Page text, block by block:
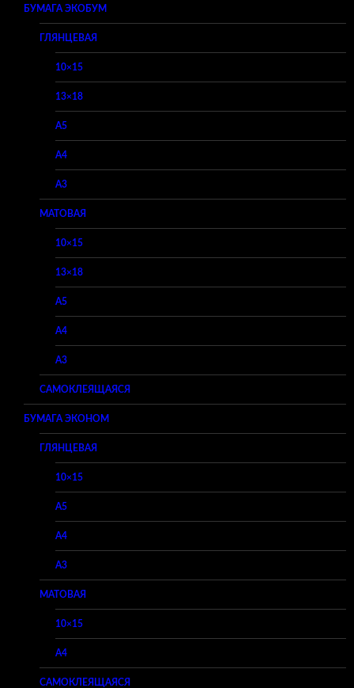
БУМАГА ЭКОБУМ
ГЛЯНЦЕВАЯ
10×15
13×18
A5
A4
A3
МАТОВАЯ
10×15
13×18
A5
A4
A3
САМОКЛЕЯЩАЯСЯ
БУМАГА ЭКОНОМ
ГЛЯНЦЕВАЯ
10×15
A5
A4
A3
МАТОВАЯ
10×15
A4
САМОКЛЕЯЩАЯСЯ